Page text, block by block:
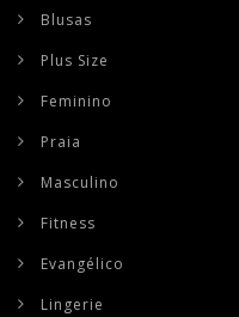
Blusas
Plus Size
Feminino
Praia
Masculino
Fitness
Evangélico
Lingerie